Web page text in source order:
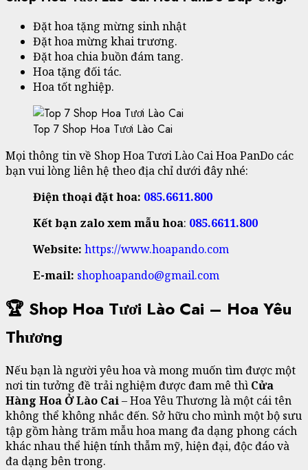
Đặt hoa tặng mừng sinh nhật
Đặt hoa mừng khai trương.
Đặt hoa chia buồn đám tang.
Hoa tặng đối tác.
Hoa tốt nghiệp.
Top 7 Shop Hoa Tươi Lào Cai
Mọi thông tin về Shop Hoa Tươi Lào Cai Hoa PanDo các
bạn vui lòng liên hệ theo địa chỉ dưới đây nhé:
Điện thoại đặt hoa: 085.6611.800
Kết bạn zalo xem mẫu hoa: 085.6611.800
Website: https://www.hoapando.com
E-mail: shophoapando@gmail.com
🏆 Shop Hoa Tươi Lào Cai – Hoa Yêu
Thương
Nếu bạn là người yêu hoa và mong muốn tìm được một
nơi tin tưởng đề trải nghiệm được đam mê thì Cửa
Hàng Hoa Ở Lào Cai– Hoa Yêu Thương là một cái tên
không thể không nhắc đến. Sở hữu cho mình một bộ sưu
tập gồm hàng trăm mẫu hoa mang đa dạng phong cách
khác nhau thể hiện tính thẫm mỹ, hiện đại, độc đáo và
đa dạng bên trong.